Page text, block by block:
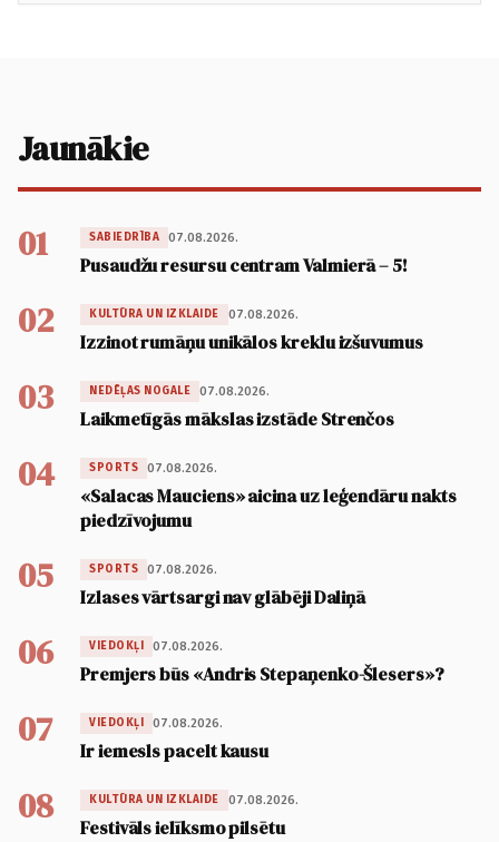
Jaunākie
01 SABIEDRĪBA 07.08.2026.
Pusaudžu resursu centram Valmierā – 5!
02 KULTŪRA UN IZKLAIDE 07.08.2026.
Izzinot rumāņu unikālos kreklu izšuvumus
03 NEDĒĻAS NOGALE 07.08.2026.
Laikmetīgās mākslas izstāde Strenčos
04 SPORTS 07.08.2026.
«Salacas Mauciens» aicina uz leģendāru nakts
piedzīvojumu
05 SPORTS 07.08.2026.
Izlases vārtsargi nav glābēji Daliņā
06 VIEDOKĻI 07.08.2026.
Premjers būs «Andris Stepaņenko-Šlesers»?
07 VIEDOKĻI 07.08.2026.
Ir iemesls pacelt kausu
08 KULTŪRA UN IZKLAIDE 07.08.2026.
Festivāls ielīksmo pilsētu